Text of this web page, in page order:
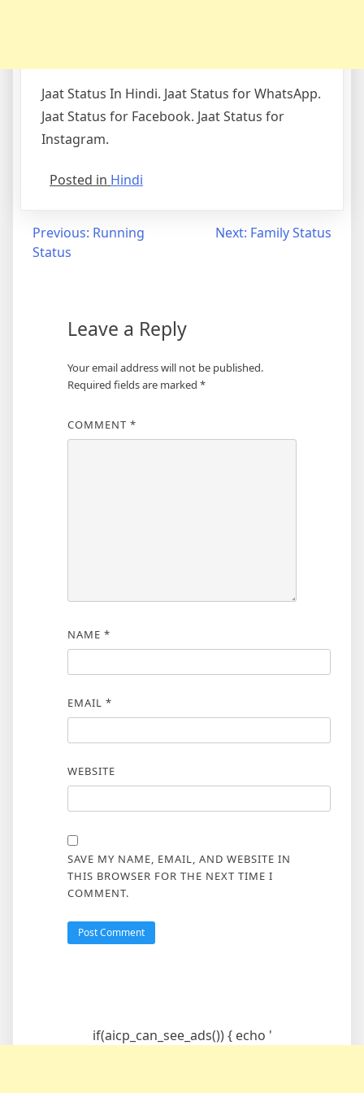
Jaat Status In Hindi. Jaat Status for WhatsApp.
Jaat Status for Facebook. Jaat Status for
Instagram.
Posted in Hindi
Post
navigation
Previous: Running
Status
Next: Family Status
Leave a Reply
Your email address will not be published.
Required fields are marked *
COMMENT *
NAME *
EMAIL *
WEBSITE
SAVE MY NAME, EMAIL, AND WEBSITE IN
THIS BROWSER FOR THE NEXT TIME I
COMMENT.
if(aicp_can_see_ads()) { echo '